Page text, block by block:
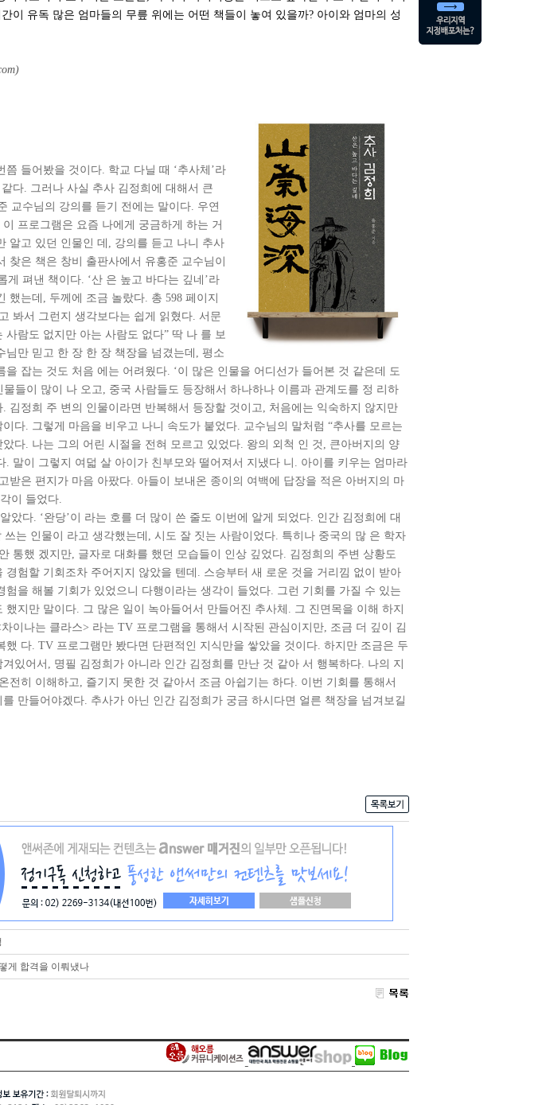
이 유독 많은 엄마들의 무릎 위에는 어떤 책들이 놓여 있을까? 아이와 엄마의 성
들어봤을 것이다. 학교 다닐 때 ‘추사체’라
다. 그러나 사실 추사 김정희에 대해서 큰
교수님의 강의를 듣기 전에는 말이다. 우연
프로그램은 요즘 나에게 궁금하게 하는 거
알고 있던 인물인 데, 강의를 듣고 나니 추사
찾은 책은 창비 출판사에서 유홍준 교수님이
펴낸 책이다. ‘산 은 높고 바다는 깊네’라
했는데, 두께에 조금 놀랐다. 총 598 페이지
봐서 그런지 생각보다는 쉽게 읽혔다. 서문
람도 없지만 아는 사람도 없다” 딱 나 를 보
만 믿고 한 장 한 장 책장을 넘겼는데, 평소
잡는 것도 처음 에는 어려웠다. ‘이 많은 인물을 어디선가 들어본 것 같은데 도
들이 많이 나 오고, 중국 사람들도 등장해서 하나하나 이름과 관계도를 정 리하
김정희 주 변의 인물이라면 반복해서 등장할 것이고, 처음에는 익숙하지 않지만
다. 그렇게 마음을 비우고 나니 속도가 붙었다. 교수님의 말처럼 “추사를 모르는
다. 나는 그의 어린 시절을 전혀 모르고 있었다. 왕의 외척 인 것, 큰아버지의 양
말이 그렇지 여덟 살 아이가 친부모와 떨어져서 지냈다 니. 아이를 키우는 엄마라
받은 편지가 마음 아팠다. 아들이 보내온 종이의 여백에 답장을 적은 아버지의 마
이 들었다.
았다. ‘완당’이 라는 호를 더 많이 쓴 줄도 이번에 알게 되었다. 인간 김정희에 대
는 인물이 라고 생각했는데, 시도 잘 짓는 사람이었다. 특히나 중국의 많 은 학자
통했 겠지만, 글자로 대화를 했던 모습들이 인상 깊었다. 김정희의 주변 상황도
험할 기회조차 주어지지 않았을 텐데. 스승부터 새 로운 것을 거리낌 없이 받아
을 해볼 기회가 있었으니 다행이라는 생각이 들었다. 그런 기회를 가질 수 있는
지만 말이다. 그 많은 일이 녹아들어서 만들어진 추사체. 그 진면목을 이해 하지
이나는 클라스> 라는 TV 프로그램을 통해서 시작된 관심이지만, 조금 더 깊이 김
다. TV 프로그램만 봤다면 단편적인 지식만을 쌓았을 것이다. 하지만 조금은 두
있어서, 명필 김정희가 아니라 인간 김정희를 만난 것 같아 서 행복하다. 나의 지
전히 이해하고, 즐기지 못한 것 같아서 조금 아쉽기는 하다. 이번 기회를 통해서
만들어야겠다. 추사가 아닌 인간 김정희가 궁금 하시다면 얼른 책장을 넘겨보길
게 합격을 이뤄냈나